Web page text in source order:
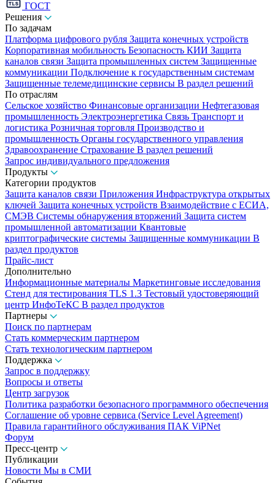
ГОСТ
Решения
По задачам
Платформа цифрового рубля Защита конечных устройств
Корпоративная мобильность Безопасность КИИ Защита
каналов связи Защита промышленных систем Защищенные
коммуникации Подключение к государственным системам
Защищенные телемедицинские сервисы В раздел решений
По отраслям
Сельское хозяйство Финансовые организации Нефтегазовая
промышленность Электроэнергетика Связь Транспорт и
логистика Розничная торговля Производство и
промышленность Органы государственного управления
Здравоохранение Страхование В раздел решений
Запрос индивидуального предложения
Продукты
Категории продуктов
Защита каналов связи Приложения Инфраструктура открытых
ключей Защита конечных устройств Взаимодействие с ЕСИА,
СМЭВ Системы обнаружения вторжений Защита систем
промышленной автоматизации Квантовые
криптографические системы Защищенные коммуникации В
раздел продуктов
Прайс-лист
Дополнительно
Информационные материалы Маркетинговые исследования
Стенд для тестирования TLS 1.3 Тестовый удостоверяющий
центр ИнфоТеКС В раздел продуктов
Партнеры
Поиск по партнерам
Стать коммерческим партнером
Стать технологическим партнером
Поддержка
Запрос в поддержку
Вопросы и ответы
Центр загрузок
Политика разработки безопасного программного обеспечения
Соглашение об уровне сервиса (Service Level Agreement)
Правила гарантийного обслуживания ПАК ViPNet
Форум
Пресс-центр
Публикации
Новости Мы в СМИ